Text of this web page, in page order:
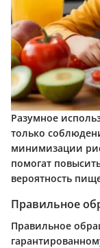
Разумное
только
минимизации
помогат
вероятность
Правильное
Правильное